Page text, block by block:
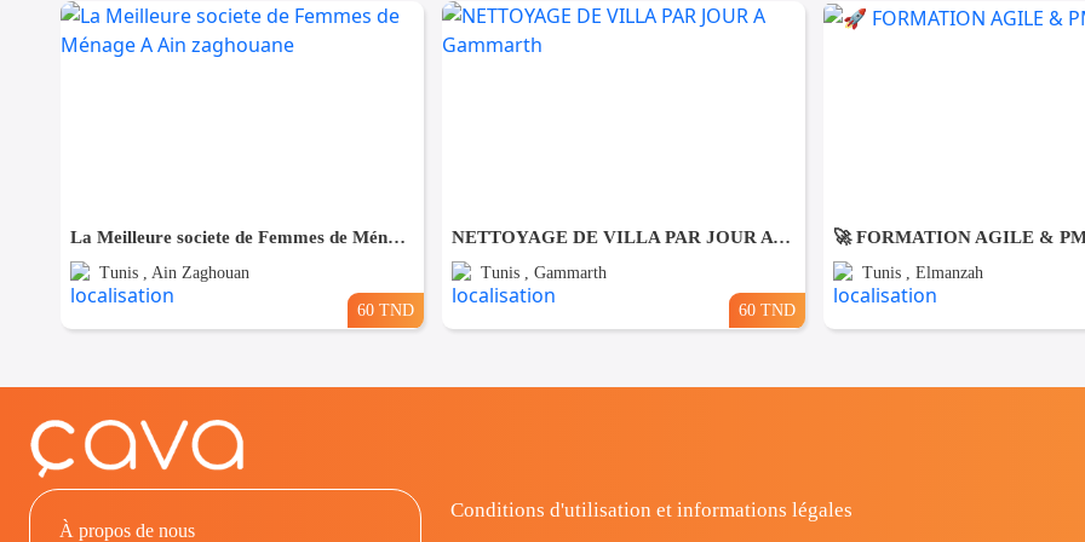
La Meilleure societe de Femmes de Ménage A Ain zaghouane
Tunis , Ain Zaghouan
60 TND
NETTOYAGE DE VILLA PAR JOUR A Gammarth
Tunis , Gammarth
60 TND
🚀 FORMATION AGILE &
Tunis , Elmanzah
À propos de nous
Conditions d'utilisation et informations légales